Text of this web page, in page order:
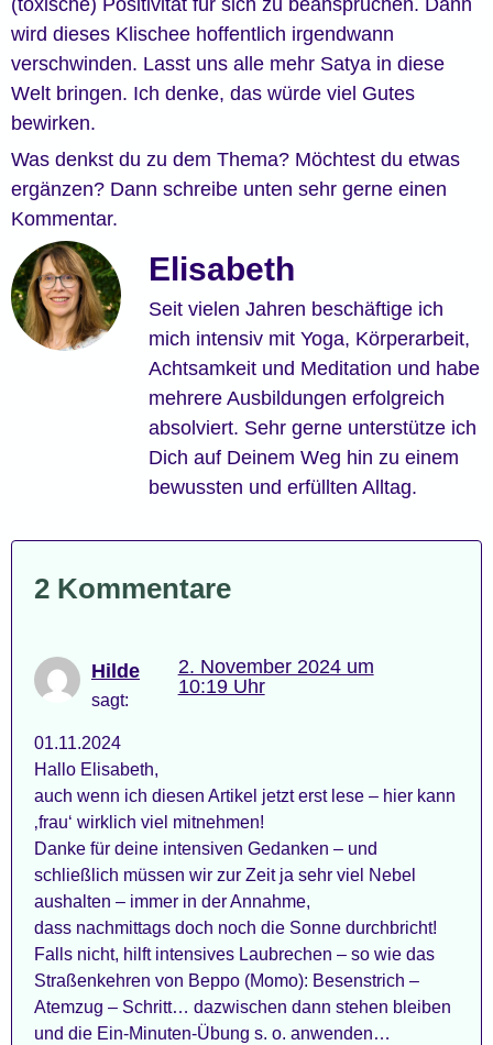
(toxische) Positivität für sich zu beanspruchen. Dann
wird dieses Klischee hoffentlich irgendwann
verschwinden. Lasst uns alle mehr Satya in diese
Welt bringen. Ich denke, das würde viel Gutes
bewirken.
Was denkst du zu dem Thema? Möchtest du etwas
ergänzen? Dann schreibe unten sehr gerne einen
Kommentar.
Elisabeth
Seit vielen Jahren beschäftige ich
mich intensiv mit Yoga, Körperarbeit,
Achtsamkeit und Meditation und habe
mehrere Ausbildungen erfolgreich
absolviert. Sehr gerne unterstütze ich
Dich auf Deinem Weg hin zu einem
bewussten und erfüllten Alltag.
2 Kommentare
Hilde
sagt:
2. November 2024 um
10:19 Uhr
01.11.2024
Hallo Elisabeth,
auch wenn ich diesen Artikel jetzt erst lese – hier kann
‚frau‘ wirklich viel mitnehmen!
Danke für deine intensiven Gedanken – und
schließlich müssen wir zur Zeit ja sehr viel Nebel
aushalten – immer in der Annahme,
dass nachmittags doch noch die Sonne durchbricht!
Falls nicht, hilft intensives Laubrechen – so wie das
Straßenkehren von Beppo (Momo): Besenstrich –
Atemzug – Schritt… dazwischen dann stehen bleiben
und die Ein-Minuten-Übung s. o. anwenden…